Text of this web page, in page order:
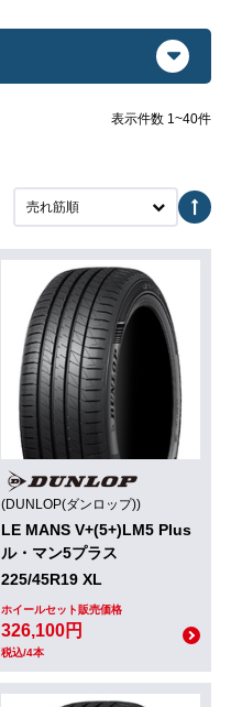
表示件数 1~40件
売れ筋順
(DUNLOP(ダンロップ))
LE MANS V+(5+)LM5 Plus
ル・マン5プラス
225/45R19 XL
ホイールセット販売価格
326,100円
税込/4本